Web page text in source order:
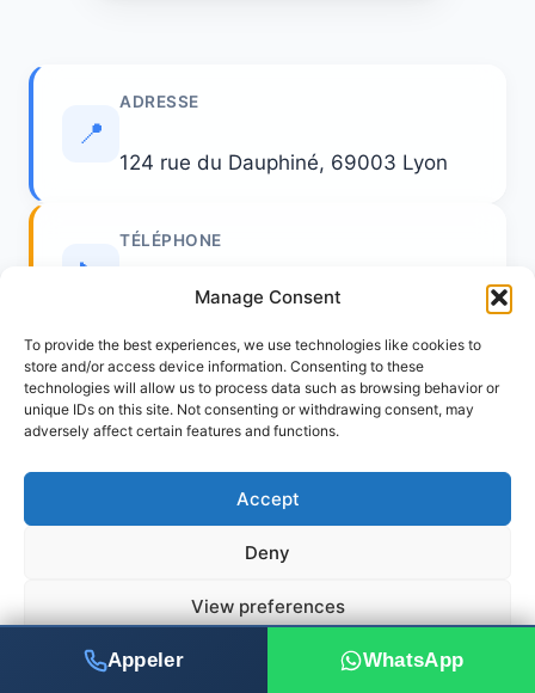
Manage Consent
To provide the best experiences, we use technologies like cookies to
store and/or access device information. Consenting to these
technologies will allow us to process data such as browsing behavior or
unique IDs on this site. Not consenting or withdrawing consent, may
adversely affect certain features and functions.
Accept
Deny
View preferences
Déclaration de confidentialité
📍
ADRESSE
124 rue du Dauphiné, 69003 Lyon
📞
TÉLÉPHONE
04 87 79 03 72
🕒
HORAIRES
24h/24, 7j/7 (urgences)
Appeler WhatsApp